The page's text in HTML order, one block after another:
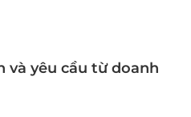
và yêu cầu từ doanh